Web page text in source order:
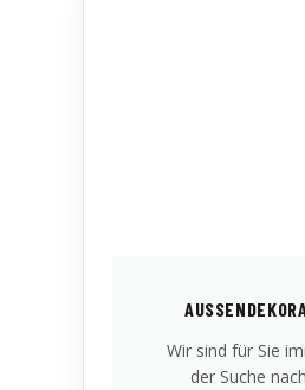
Wir sind für Sie
der Suche